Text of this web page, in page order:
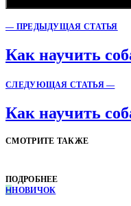
— ПРЕДЫДУЩАЯ СТАТЬЯ
Как научить
СЛЕДУЮЩАЯ СТАТЬЯ —
Как научить
СМОТРИТЕ ТАКЖЕ
ПОДРОБНЕЕ
ННОВИЧОК